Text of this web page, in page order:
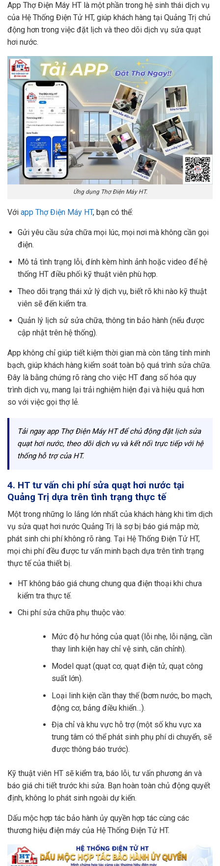
App Thợ Điện Máy HT là một phần trong hệ sinh thái dịch vụ
của Hệ Thống Điện Tử HT, giúp khách hàng tại Quảng Trị chủ
động hơn trong việc đặt lịch và theo dõi dịch vụ sửa quạt
hơi nước.
Ứng dụng Thợ Điện Máy HT.
Với app Thợ Điện Máy HT, bạn có thể:
Gửi yêu cầu sửa chữa mọi lúc, mọi nơi mà không cần gọi
điện.
Mô tả tình trạng lỗi, đính kèm hình ảnh hoặc video để hệ
thống HT điều phối kỹ thuật viên phù hợp.
Theo dõi trạng thái xử lý dịch vụ, biết rõ khi nào kỹ thuật
viên sẽ đến kiểm tra.
Quản lý lịch sử sửa chữa, thông tin bảo hành (nếu được
cập nhật trên hệ thống).
App không chỉ giúp tiết kiệm thời gian mà còn tăng tính minh
bạch, giúp khách hàng kiểm soát toàn bộ quá trình sửa chữa.
Đây là bằng chứng rõ ràng cho việc HT đang số hóa quy
trình dịch vụ, mang lại trải nghiệm hiện đại và hiệu quả hơn
so với việc gọi thợ lẻ.
Tải ngay app Thợ Điện Máy HT để chủ động đặt lịch sửa
quạt hơi nước, theo dõi dịch vụ và kết nối trực tiếp với hệ
thống hỗ trợ của HT.
4. HT tư vấn chi phí sửa quạt hơi nước tại
Quảng Trị dựa trên tình trạng thực tế
Một trong những lo lắng lớn nhất của khách hàng khi tìm dịch
vụ sửa quạt hơi nước Quảng Trị là sợ bị báo giá mập mờ,
phát sinh chi phí không rõ ràng. Tại Hệ Thống Điện Tử HT,
mọi chi phí đều được tư vấn minh bạch dựa trên tình trạng
thực tế của thiết bị.
HT không báo giá chung chung qua điện thoại khi chưa
kiểm tra thực tế.
Chi phí sửa chữa phụ thuộc vào:
Mức độ hư hỏng của quạt (lỗi nhẹ, lỗi nặng, cần
thay linh kiện hay chỉ vệ sinh, căn chỉnh).
Model quạt (quạt cơ, quạt điện tử, quạt công
suất lớn).
Loại linh kiện cần thay thế (bơm nước, bo mạch,
động cơ, bảng điều khiển…).
Địa chỉ và khu vực hỗ trợ (một số khu vực xa
trung tâm có thể phát sinh phụ phí di chuyển, sẽ
được thông báo trước).
Kỹ thuật viên HT sẽ kiểm tra, báo lỗi, tư vấn phương án và
báo giá chi tiết trước khi sửa. Bạn hoàn toàn chủ động quyết
định, không lo phát sinh ngoài dự kiến.
Dấu mộc hợp tác bảo hành ủy quyền hợp tác cùng các
thương hiệu điện máy của Hệ Thống Điện Tử HT.